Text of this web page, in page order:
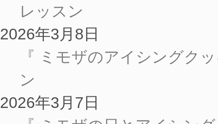
レッスン
2026年3月8日
『 ミモザのアイシングク
ン
2026年3月7日